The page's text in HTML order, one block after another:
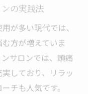
の実践法
が多い現代では、
方が増えていま
サロンでは、頭痛
しており、リラッ
チも人気です。